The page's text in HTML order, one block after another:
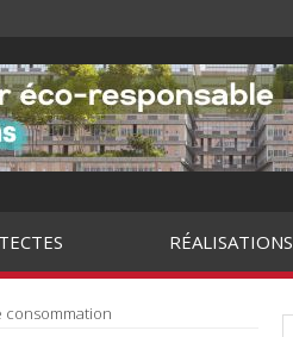
RÉALISATIONS
consommation